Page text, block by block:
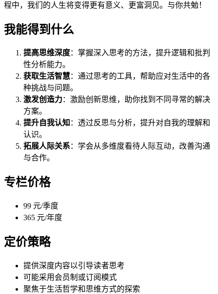
程中，我们的人生将变得更有意义、更富洞见。与你共勉！
我能得到什么
提高思维深度：掌握深入思考的方法，提升逻辑和批判
性分析能力。
获取生活智慧：通过思考的工具，帮助应对生活中的各
种挑战与问题。
激发创造力：激励创新思维，助你找到不同寻常的解决
方案。
提升自我认知 ：透过反思与分析，提升对自我的理解和
认识。
拓展人际关系：学会从多维度看待人际互动，改善沟通
与合作。
专栏价格
99 元/季度
365 元/年度
定价策略
提供深度内容以引导读者思考
可能采用会员制或订阅模式
聚焦于生活哲学和思维方式的探索